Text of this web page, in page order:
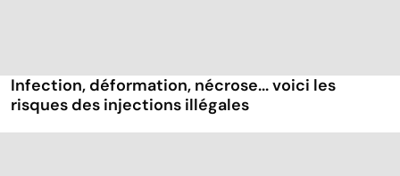
Infection, déformation, nécrose... voici les
risques des injections illégales